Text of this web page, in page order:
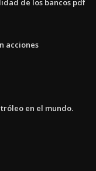
de los bancos pdf
acciones
en el mundo.